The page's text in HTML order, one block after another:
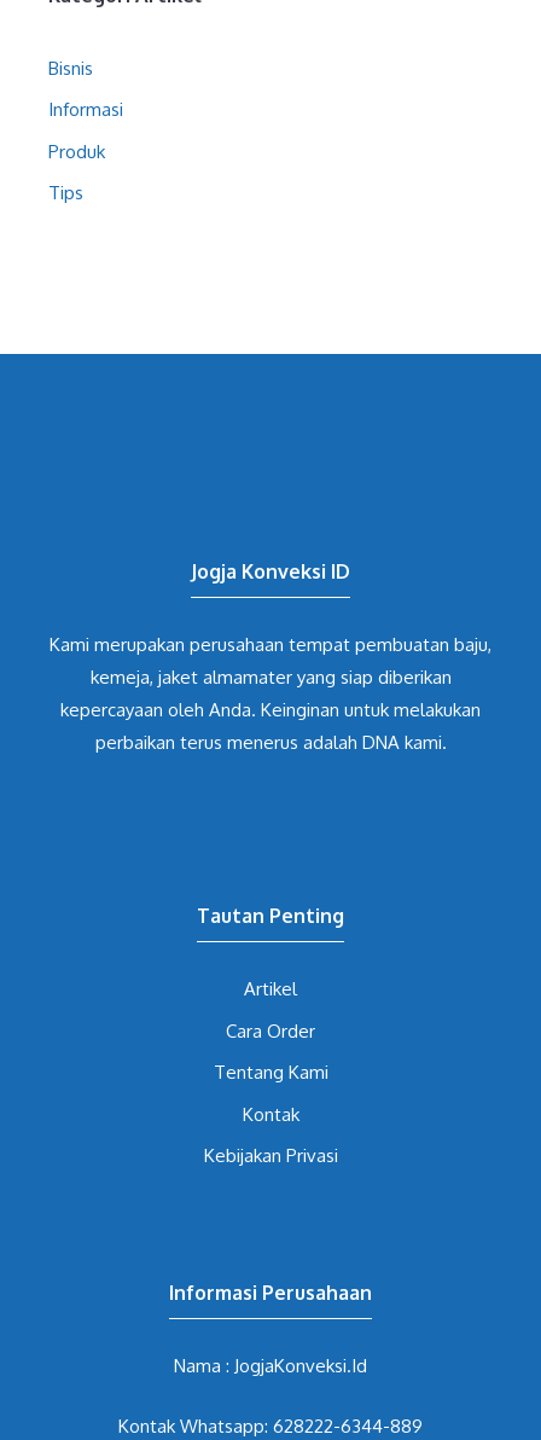
Bisnis
Informasi
Produk
Tips
Jogja Konveksi ID
Kami merupakan perusahaan tempat pembuatan baju,
kemeja, jaket almamater yang siap diberikan
kepercayaan oleh Anda. Keinginan untuk melakukan
perbaikan terus menerus adalah DNA kami.
Tautan Penting
Artikel
Cara Order
Tentang Kami
Kontak
Kebijakan Privasi
Informasi Perusahaan
Nama : JogjaKonveksi.Id
Kontak Whatsapp: 628222-6344-889